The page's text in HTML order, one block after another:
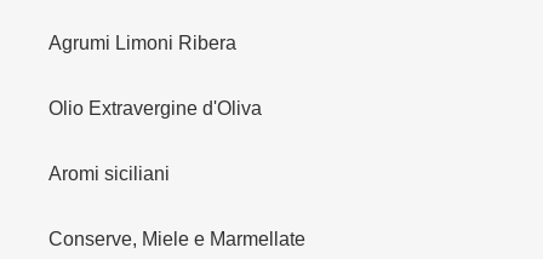
Agrumi Limoni Ribera
Olio Extravergine d'Oliva
Aromi siciliani
Conserve, Miele e Marmellate